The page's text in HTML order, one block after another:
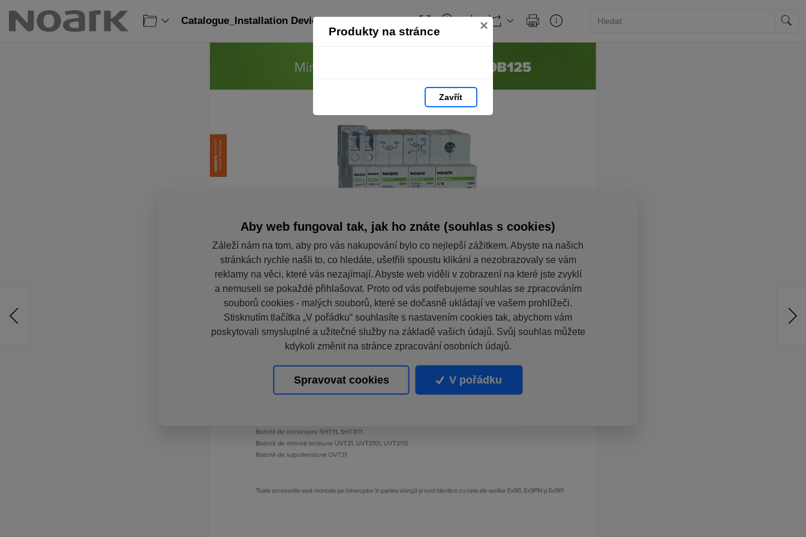
Produkty na stránce ×
Zavřít
Catalogue_Installation Devices_RO: strana 26
Aby web fungoval tak, jak ho znáte (souhlas s cookies)
Záleží nám na tom, aby pro vás nakupování bylo co nejlepší zážitkem. Abyste na našich
stránkách rychle našli to, co hledáte, ušetřili spoustu klikání a nezobrazovaly se vám
reklamy na věci, které vás nezajímají. Abyste web viděli v zobrazení na které jste zvyklí
a nemuseli se pokaždé přihlašovat. Proto od vás potřebujeme souhlas se zpracováním
souborů cookies - malých souborů, které se dočasně ukládají ve vašem prohlížeči.
Stisknutím tlačítka „V pořádku“ souhlasíte s nastavením cookies tak, abychom vám
poskytovali smysluplné a užitečné služby na základě vašich údajů. Svůj souhlas můžete
kdykoli změnit na stránce zpracování osobních údajů.
Spravovat cookies V pořádku